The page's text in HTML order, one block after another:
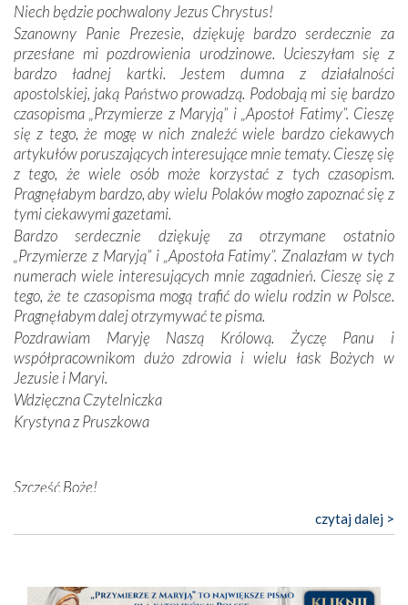
mieliśmy okazję przekonać się, że Maryja swoją opieką
otacza nie tylko nasz naród, lecz wszystkie nacje, które
się Jej ufnie oddają, a także każdą osobę, która zawierza
Jej siebie oraz swych bliskich.
Dzieje Portugalii to również historia wierności Bogu i
odstępstw, także w życiu władców. Trudne momenty w
wymiarze tak osobistym, jak i zbiorowym, przypominają o
konieczności ciągłego zabiegania o własną duszę i o łaskę
Opatrzności. Wierność przynosi pomyślność –
przynajmniej w życiu duchowym. Odstępstwo owocuje
nieszczęściem i śmiercią. Te uniwersalne prawdy
przychodziły na myśl, gdy słuchaliśmy opowieści
przewodników o portugalskich monarchach i wodzach,
zwycięskich bitwach i nieszczęśliwych losach grzesznych
kochanków.
Byli tym razem pośród Apostołów Fatimy reprezentanci
każdego spośród żyjących pokoleń. Najmłodszy uczestnik
liczył sobie 13 lat, zaś senior, pan Zdzisław – już 94.
Całe życie marzyłem, by tu przyjechać
Nasza pielgrzymka nie byłaby tak bogata w duchową treść
Oprócz zapewnienia nam możliwości codziennego
pięknych pieśni.
Niech będzie pochwalony Jezus Chrystus!
Szanowny Panie Prezesie, dziękuję bardzo serdecznie za
przesłane mi pozdrowienia urodzinowe. Ucieszyłam się z
bardzo ładnej kartki. Jestem dumna z działalności
apostolskiej, jaką Państwo prowadzą. Podobają mi się bardzo
czasopisma „Przymierze z Maryją” i „Apostoł Fatimy”. Cieszę
się z tego, że mogę w nich znaleźć wiele bardzo ciekawych
artykułów poruszających interesujące mnie tematy. Cieszę się
z tego, że wiele osób może korzystać z tych czasopism.
Pragnęłabym bardzo, aby wielu Polaków mogło zapoznać się z
tymi ciekawymi gazetami.
Bardzo serdecznie dziękuję za otrzymane ostatnio
„Przymierze z Maryją” i „Apostoła Fatimy”. Znalazłam w tych
numerach wiele interesujących mnie zagadnień. Cieszę się z
tego, że te czasopisma mogą trafić do wielu rodzin w Polsce.
Pragnęłabym dalej otrzymywać te pisma.
Pozdrawiam Maryję Naszą Królową. Życzę Panu i
współpracownikom dużo zdrowia i wielu łask Bożych w
Jezusie i Maryi.
Wdzięczna Czytelniczka
Krystyna z Pruszkowa
Szczęść Boże!
to pismo, które bardzo sobie cenię i szanuję. Redagujecie
nas prowadzi!
czytaj dalej >